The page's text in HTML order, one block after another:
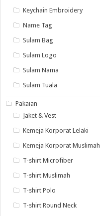
Keychain Embroidery
Name Tag
Sulam Bag
Sulam Logo
Sulam Nama
Sulam Tuala
Pakaian
Jaket & Vest
Kemeja Korporat Lelaki
Kemeja Korporat Muslimah
T-shirt Microfiber
T-shirt Muslimah
T-shirt Polo
T-shirt Round Neck